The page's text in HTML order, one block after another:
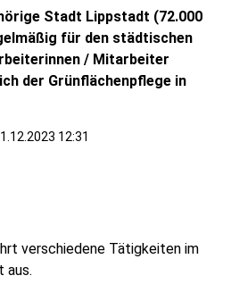
Stadt Lippstadt (72.000
für den städtischen
/ Mitarbeiter
der Grünflächenpflege in
12:31
verschiedene Tätigkeiten im
aus.